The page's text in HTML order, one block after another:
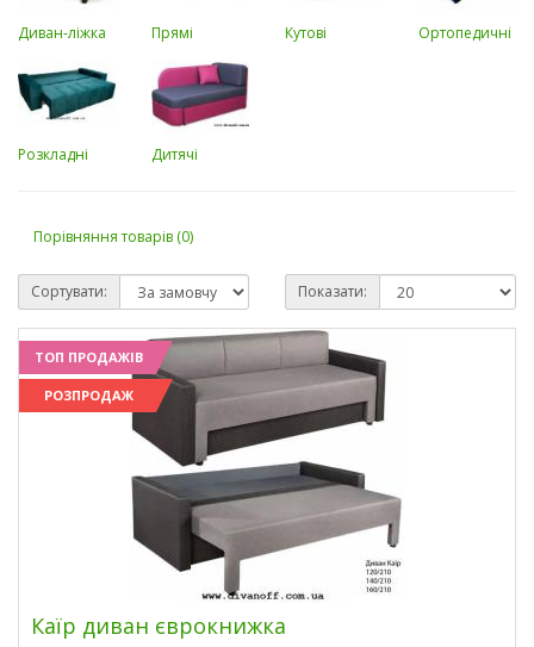
Диван-ліжка Прямі Кутові Ортопедичні
Розкладні Дитячі
Порівняння товарів (0)
Сортувати: Показати:
ТОП ПРОДАЖІВ
РОЗПРОДАЖ
Каїр диван єврокнижка